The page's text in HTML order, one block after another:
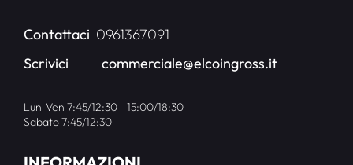
Contattaci 0961367091
Scrivici
commerciale@elcoingross.it
Lun-Ven 7:45/12:30 - 15:00/18:30
Sabato 7:45/12:30